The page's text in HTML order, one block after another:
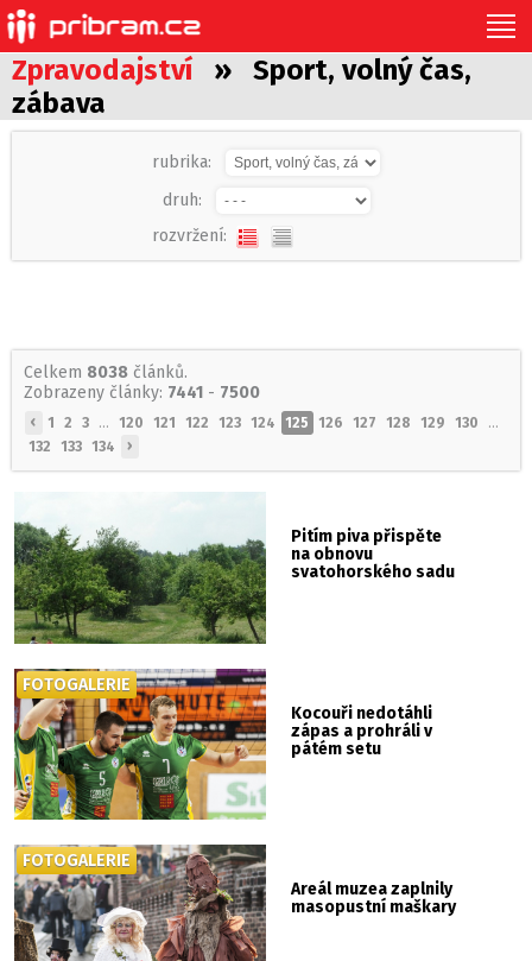
Zpravodajství » Sport, volný čas,
zábava
rubrika:
druh:
rozvržení:
Celkem 8038 článků.
Zobrazeny články: 7441 - 7500
‹ 1 2 3 ... 120 121 122 123 124 125 126 127 128 129 130
...
132
133 134 ›
Pitím piva přispěte
na obnovu
svatohorského sadu
Kocouři nedotáhli
zápas a prohráli v
pátém setu
FOTOGALERIE
Areál muzea zaplnily
masopustní maškary
FOTOGALERIE